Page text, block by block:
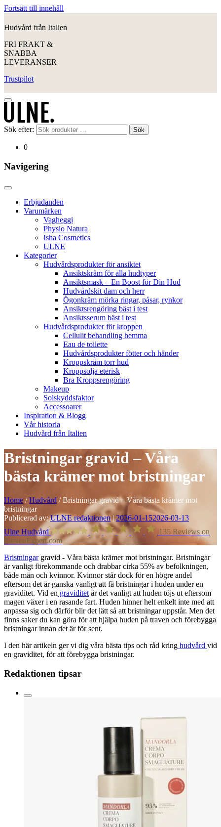
Fortsätt till innehåll
Hudvård från Italien
FRI FRAKT &
SNABBA
LEVERANSER
Trustpilot
Sök efter: Sök
0
Navigering
Erbjudanden
Varumärken
Vagheggi
Physio Natura
Isha Cosmetics
ULNE
Kategorier
Hudvårdsprodukter för ansiktet
Ansiktskräm för alla hudtyper
Ansiktsmask – En Boost för Din Hud
Hudvårdskit dam och herr
Ögonkräm mörka ringar, påsar, rynkor
Ansiktsrengöring bäst i test
Ansiktsserum bäst i test
Hudvårdsprodukter för kroppen
Cellulit behandling hemma
Eau de toilette
Hudvårdsprodukter fötter och händer
Kroppskräm torr hud
Kroppsolja eterisk
Bra Kroppsrengöring
Makeup
Solskyddsfaktor
Accessoarer
Inspiration & Blogg
Vår historia
Hudvård från Italien
Bristningar gravid – Våra
bästa krämer mot bristningar
Home /Hudvård /Bristningar gravid – Våra bästa krämer mot
bristningar
Publicerad av:ULNE redaktionen|2026-01-152026-03-13
Ulne Hudvård
135 Reviews on
ProvenExpert.com
Bristningargravid - Våra bästa krämer mot bristningar. Bristningar
är vanligt förekommande och drabbar cirka 55% av befolkningen,
både män och kvinnor. Kvinnor står dock för en högre andel
eftersom det är ganska vanligt att få bristningar i huden under en
graviditet. Vid en graviditet är det vanligt att huden töjs ut eftersom
magen växer i en rasande fart. Huden hinner helt enkelt inte med att
anpassa sig och därför blir det lätt så att bristningar uppstår. Men det
finns saker du kan göra för att hjälpa huden på traven och förebygga
bristningar innan det är för sent.
I den här artikeln ger vi dig våra bästa tips och råd kring hudvård vid
en graviditet, för att förebygga bristningar.
Redaktionen tipsar